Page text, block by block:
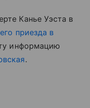
Канье Уэста в
его приезда в
информацию
.